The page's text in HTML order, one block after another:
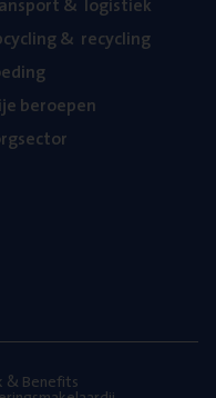
& recycling
beroe­pen
& Benefits